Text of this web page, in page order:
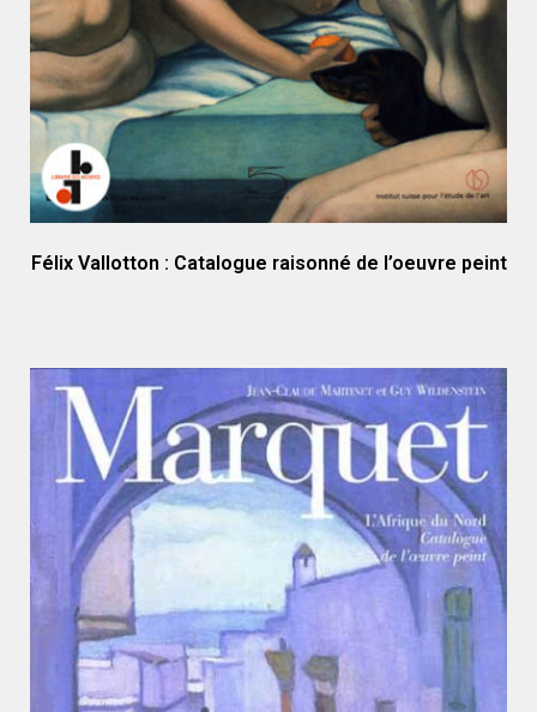
Félix Vallotton : Catalogue raisonné de l’oeuvre peint